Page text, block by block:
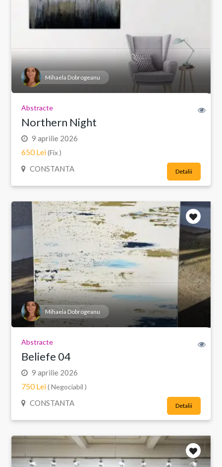
Mihaela Dobrogeanu
Abstracte
Northern Night
9 aprilie 2026
650 Lei(Fix )
CONSTANTA Detalii
Mihaela Dobrogeanu
Abstracte
Beliefe 04
9 aprilie 2026
750 Lei( Negociabil )
CONSTANTA Detalii